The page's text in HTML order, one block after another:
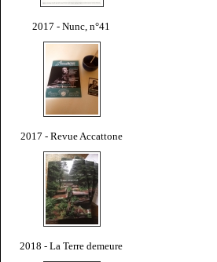
2017 - Nunc, n°41
2017 - Revue Accattone
2018 - La Terre demeure